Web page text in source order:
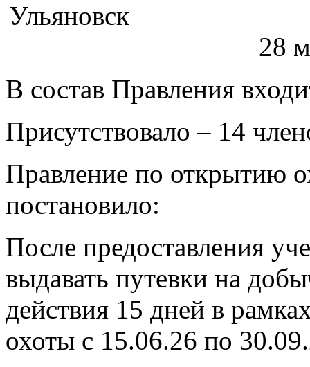
28
В состав Правления
Присутствовало – 14
Правление по открытию
постановило:
После предоставления
выдавать путевки на
действия 15 дней в
охоты с 15.06.26 по